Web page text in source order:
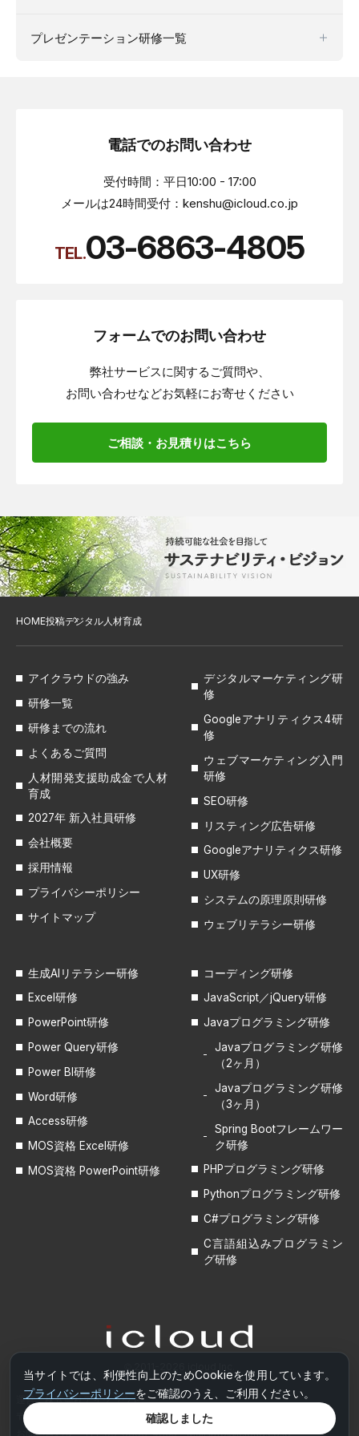
プレゼンテーション研修一覧
電話でのお問い合わせ
受付時間：平日10:00 - 17:00
メールは24時間受付：kenshu@icloud.co.jp
TEL.03-6863-4805
フォームでのお問い合わせ
弊社サービスに関するご質問や、
お問い合わせなどお気軽にお寄せください
ご相談・お見積りはこちら
HOME投稿デジタル人材育成
アイクラウドの強み
研修一覧
研修までの流れ
よくあるご質問
人材開発支援助成金で人材
育成
2027年 新入社員研修
会社概要
採用情報
プライバシーポリシー
サイトマップ
デジタルマーケティング研
修
Googleアナリティクス4研
修
ウェブマーケティング入門
研修
SEO研修
リスティング広告研修
Googleアナリティクス研修
UX研修
システムの原理原則研修
ウェブリテラシー研修
生成AIリテラシー研修
Excel研修
PowerPoint研修
Power Query研修
Power BI研修
Word研修
Access研修
MOS資格 Excel研修
MOS資格 PowerPoint研修
コーディング研修
JavaScript／jQuery研修
Javaプログラミング研修
Javaプログラミング研修
（2ヶ月）
Javaプログラミング研修
（3ヶ月）
Spring Bootフレームワー
ク研修
PHPプログラミング研修
Pythonプログラミング研修
C#プログラミング研修
C言語組込みプログラミン
グ研修
運営株式会社アイクラウド
〒107-0051 東京都港区元赤坂1-7-17(1F)
お問い合わせ TEL.03-6863-4805 Mail.info@icloud.co.jp
当サイトでは、利便性向上のためCookieを使用しています。
プライバシーポリシーをご確認のうえ、ご利用ください。
確認しました